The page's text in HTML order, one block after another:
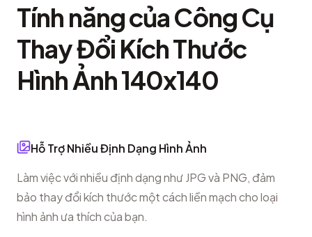
Tính năng của Công Cụ
Thay Đổi Kích Thước
Hình Ảnh 140x140
Hỗ Trợ Nhiều Định Dạng Hình Ảnh
Làm việc với nhiều định dạng như JPG và PNG, đảm
bảo thay đổi kích thước một cách liền mạch cho loại
hình ảnh ưa thích của bạn.